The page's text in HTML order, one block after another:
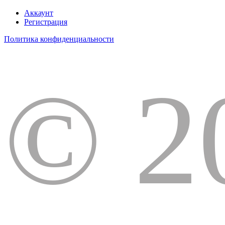
Аккаунт
Регистрация
Политика конфиденциальности
©